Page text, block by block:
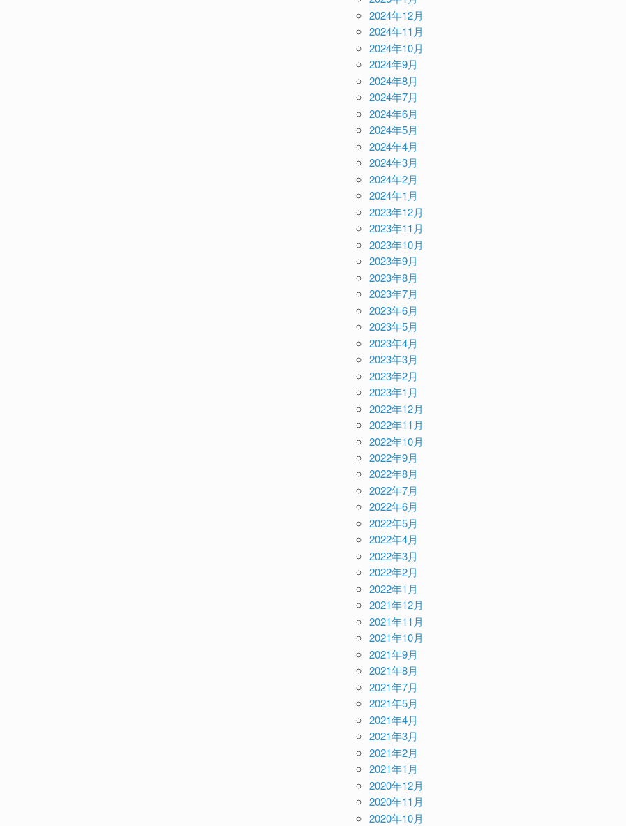
2024年12月
2024年11月
2024年10月
2024年9月
2024年8月
2024年7月
2024年6月
2024年5月
2024年4月
2024年3月
2024年2月
2024年1月
2023年12月
2023年11月
2023年10月
2023年9月
2023年8月
2023年7月
2023年6月
2023年5月
2023年4月
2023年3月
2023年2月
2023年1月
2022年12月
2022年11月
2022年10月
2022年9月
2022年8月
2022年7月
2022年6月
2022年5月
2022年4月
2022年3月
2022年2月
2022年1月
2021年12月
2021年11月
2021年10月
2021年9月
2021年8月
2021年7月
2021年5月
2021年4月
2021年3月
2021年2月
2021年1月
2020年12月
2020年11月
2020年10月